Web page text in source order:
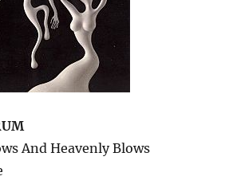
And Heavenly Blows